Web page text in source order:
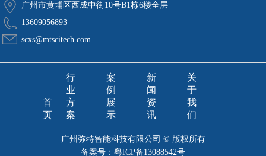
广州市黄埔区西成中街10号B1栋6楼全层
13609056893
scxs@mtscitech.com
首
页
行
业
方
案
案
例
展
示
新
闻
资
讯
关
于
我
们
广州弥特智能科技有限公司 © 版权所有
备案号： 粤ICP备13088542号